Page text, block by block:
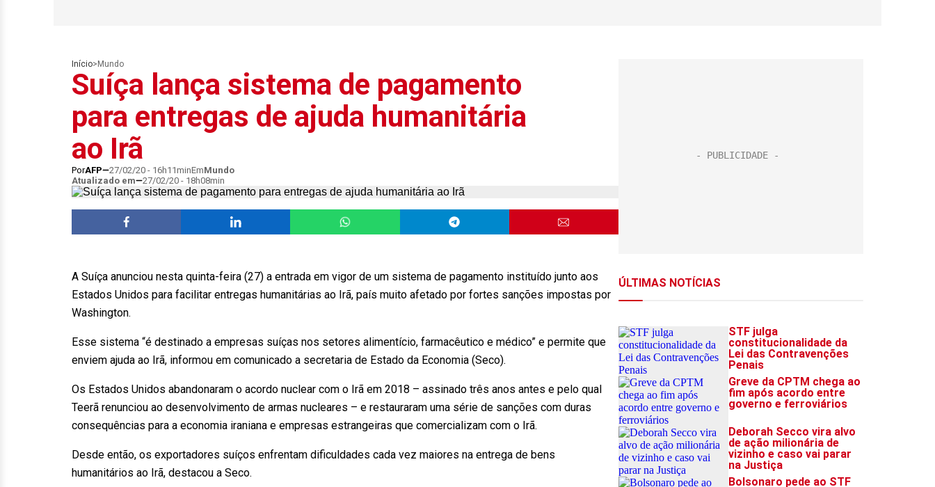
Início> Mundo
Suíça lança sistema de pagamento
para entregas de ajuda humanitária
ao Irã
PorAFP 27/02/20 - 16h11minEmMundo
Atualizado em
27/02/20 - 18h08min
A Suíça anunciou nesta quinta-feira (27) a entrada em vigor de um sistema de pagamento instituído junto aos
Estados Unidos para facilitar entregas humanitárias ao Irã, país muito afetado por fortes sanções impostas por
Washington.
Esse sistema “é destinado a empresas suíças nos setores alimentício, farmacêutico e médico” e permite que
enviem ajuda ao Irã, informou em comunicado a secretaria de Estado da Economia (Seco).
Os Estados Unidos abandonaram o acordo nuclear com o Irã em 2018 – assinado três anos antes e pelo qual
Teerã renunciou ao desenvolvimento de armas nucleares – e restauraram uma série de sanções com duras
consequências para a economia iraniana e empresas estrangeiras que comercializam com o Irã.
Desde então, os exportadores suíços enfrentam dificuldades cada vez maiores na entrega de bens
humanitários ao Irã, destacou a Seco.